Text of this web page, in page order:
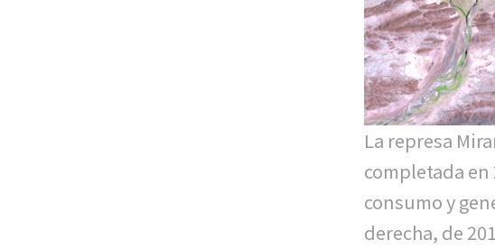
La represa
completada en
consumo y
derecha, de